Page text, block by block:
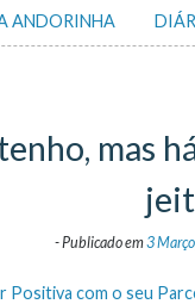
ANDORINHA
mas
-Publicado em3
Positiva com o seu